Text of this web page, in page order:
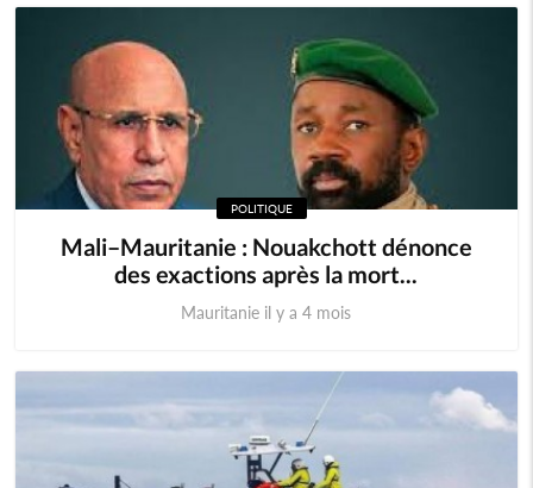
POLITIQUE
Mali–Mauritanie : Nouakchott dénonce
des exactions après la mort...
Mauritanie il y a 4 mois